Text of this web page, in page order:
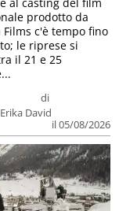
di
Erika David
il 05/08/2026
al casting del film
prodotto da
Films c'è tempo fino
le riprese si
il 21 e 25